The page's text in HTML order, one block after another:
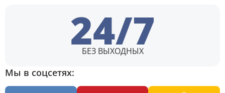
24/7
БЕЗ ВЫХОДНЫХ
Мы в соцсетях: